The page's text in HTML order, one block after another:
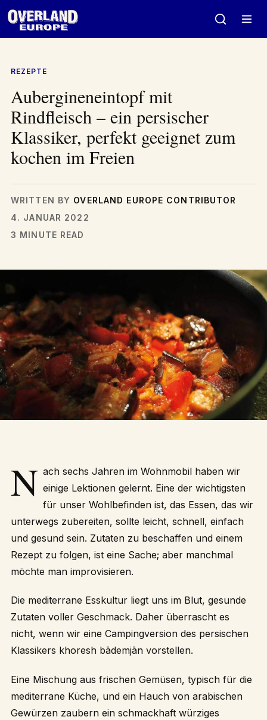
REZEPTE
Aubergineneintopf mit
Rindfleisch – ein persischer
Klassiker, perfekt geeignet zum
kochen im Freien
WRITTEN BY OVERLAND EUROPE CONTRIBUTOR
4. JANUAR 2022
3 MINUTE READ
N ach sechs Jahren im Wohnmobil haben wir
einige Lektionen gelernt. Eine der wichtigsten
für unser Wohlbefinden ist, das Essen, das wir
unterwegs zubereiten, sollte leicht, schnell, einfach
und gesund sein. Zutaten zu beschaffen und einem
Rezept zu folgen, ist eine Sache; aber manchmal
möchte man improvisieren.
Die mediterrane Esskultur liegt uns im Blut, gesunde
Zutaten voller Geschmack. Daher überrascht es
nicht, wenn wir eine Campingversion des persischen
Klassikers khoresh bādemjān vorstellen.
Eine Mischung aus frischen Gemüsen, typisch für die
mediterrane Küche, und ein Hauch von arabischen
Gewürzen zaubern ein schmackhaft würziges